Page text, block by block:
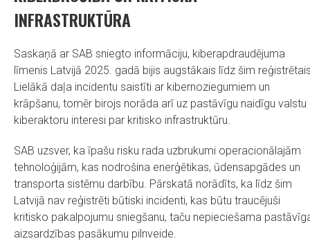
INFRASTRUKTŪRA
Saskaņā ar SAB sniegto informāciju, kiberapdraudējuma
līmenis Latvijā 2025. gadā bijis augstākais līdz šim
Lielākā daļa incidentu saistīti ar kibernoziegumiem un
krāpšanu, tomēr birojs norāda arī uz pastāvīgu naidīgu valstu
kiberaktoru interesi par kritisko infrastruktūru.
SAB uzsver, ka īpašu risku rada uzbrukumi operacionālajām
tehnoloģijām, kas nodrošina enerģētikas, ūdensapgādes un
transporta sistēmu darbību. Pārskatā norādīts, ka līdz šim
Latvijā nav reģistrēti būtiski incidenti, kas būtu traucējuši
kritisko pakalpojumu sniegšanu, taču nepieciešama
aizsardzības pasākumu pilnveide.